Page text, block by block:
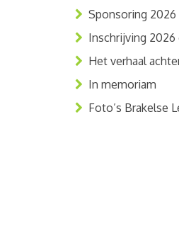
Sponsoring 2026
Inschrijving 2026
Het verhaal
In memoriam
Foto’s Brakelse